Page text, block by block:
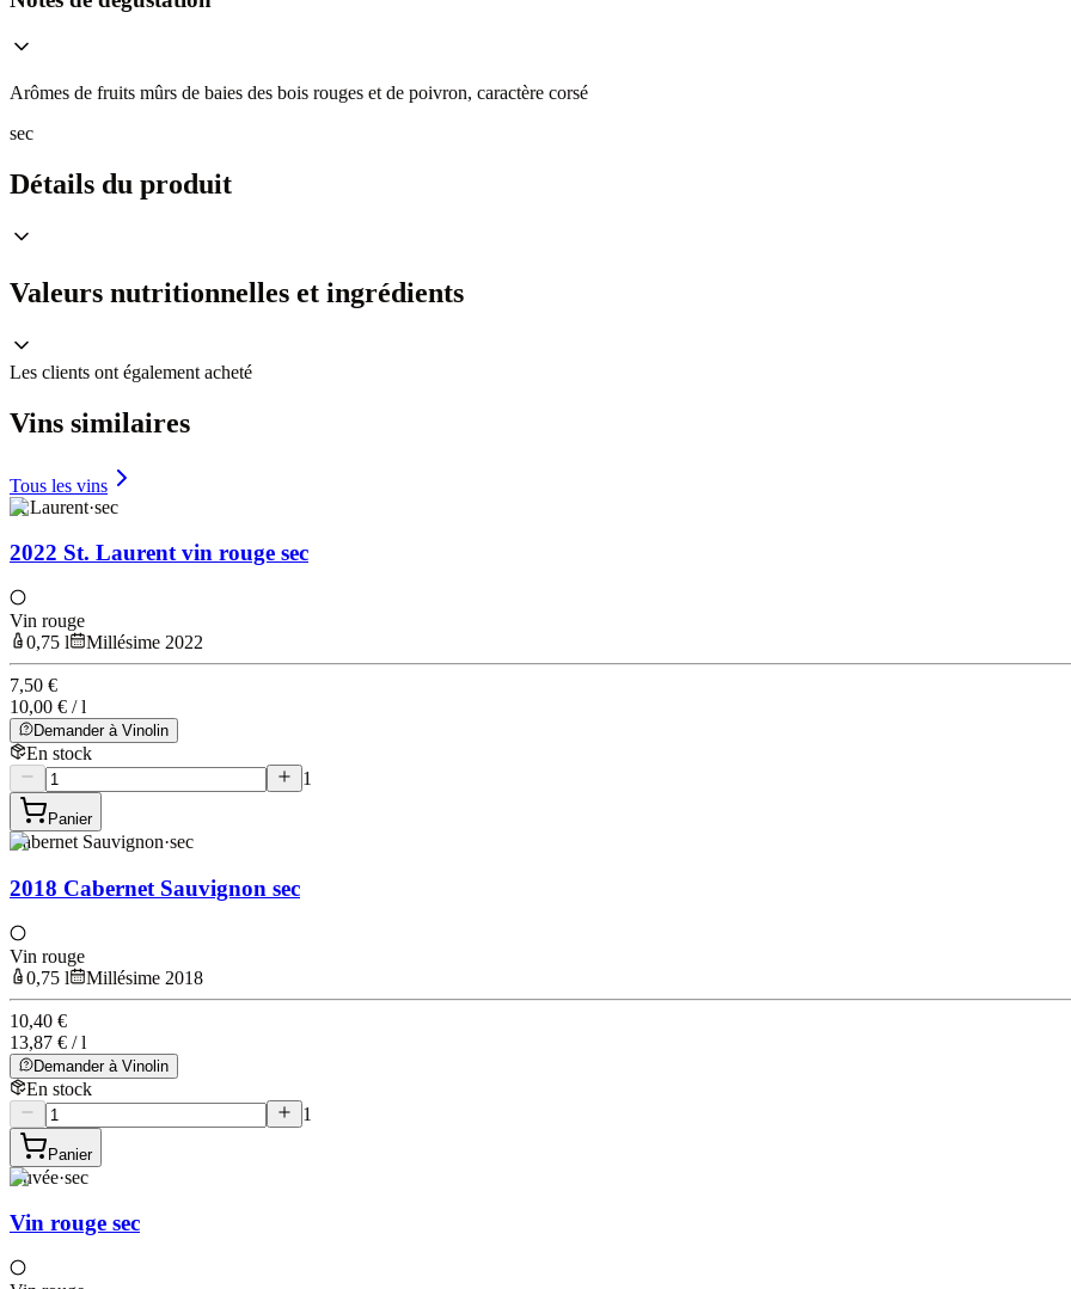
Arômes de fruits mûrs de baies des bois rouges et de poivron, caractère corsé
sec
Détails du produit
Valeurs nutritionnelles et ingrédients
Les clients ont également acheté
Vins similaires
Tous les vins
St Laurent·sec
2022 St. Laurent vin rouge sec
Vin rouge
0,75 l
Millésime 2022
7,50 €
10,00 € / l
Demander à Vinolin
En stock
1
Panier
Cabernet Sauvignon·sec
2018 Cabernet Sauvignon sec
Vin rouge
0,75 l
Millésime 2018
10,40 €
13,87 € / l
Demander à Vinolin
En stock
1
Panier
Cuvée·sec
Vin rouge sec